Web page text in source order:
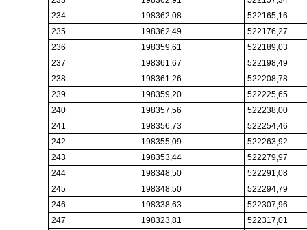
234
198362,08
522165,16
235
198362,49
522176,27
236
198359,61
522189,03
237
198361,67
522198,49
238
198361,26
522208,78
239
198359,20
522225,65
240
198357,56
522238,00
241
198356,73
522254,46
242
198355,09
522263,92
243
198353,44
522279,97
244
198348,50
522291,08
245
198348,50
522294,79
246
198338,63
522307,96
247
198323,81
522317,01